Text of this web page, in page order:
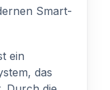
Smart-
ein
das